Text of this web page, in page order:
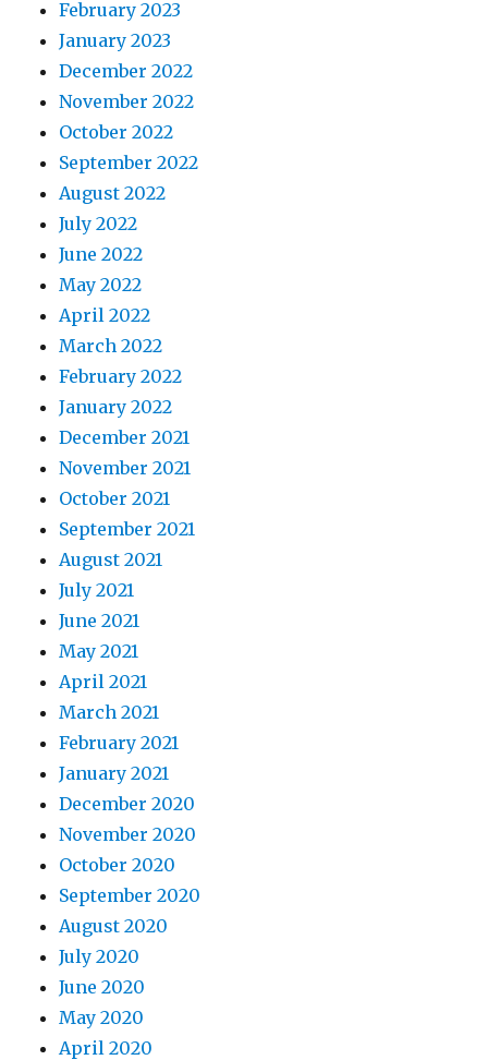
February 2023
January 2023
December 2022
November 2022
October 2022
September 2022
August 2022
July 2022
June 2022
May 2022
April 2022
March 2022
February 2022
January 2022
December 2021
November 2021
October 2021
September 2021
August 2021
July 2021
June 2021
May 2021
April 2021
March 2021
February 2021
January 2021
December 2020
November 2020
October 2020
September 2020
August 2020
July 2020
June 2020
May 2020
April 2020